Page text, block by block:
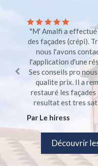
"Personne très
tre sympa je le
Par Betty
Réponse
Bonjour,
recommandation.
"M' Amalfi a
des façades (crépi).
nous l'avons
l'application d'une
Ses conseils pro
qualite prix. Il a
restauré les façades
resultat est tres
Par Le hiress
Découvrir